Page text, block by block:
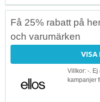
Få 25% rabatt på
och varumärken
VISA
Villkor: -. Ej
kampanjer